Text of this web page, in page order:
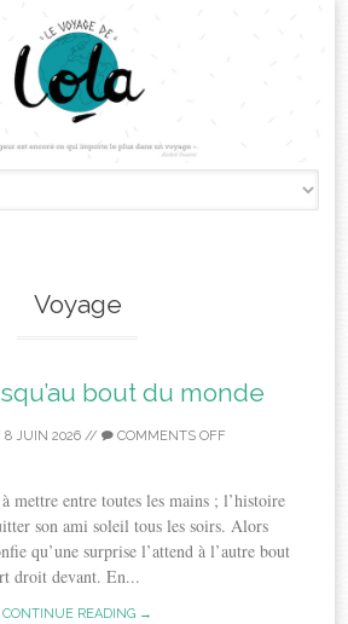
to
Voyage
bout du monde
8 JUIN 2026 // COMMENTS OFF
mettre entre toutes les mains ; l’histoire
son ami soleil tous les soirs. Alors
qu’une surprise l’attend à l’autre bout
droit devant. En...
CONTINUE READING →